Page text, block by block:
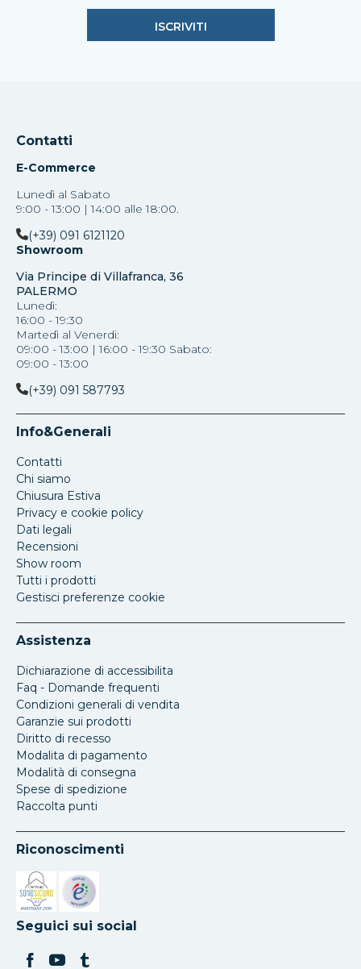
Contatti
E-Commerce
Lunedì al Sabato
9:00 - 13:00 | 14:00 alle 18:00.
(+39) 091 6121120
Showroom
Via Principe di Villafranca, 36
PALERMO
Lunedì:
16:00 - 19:30
Martedì al Venerdi:
09:00 - 13:00 | 16:00 - 19:30 Sabato:
09:00 - 13:00
(+39) 091 587793
Info&Generali
Contatti
Chi siamo
Chiusura Estiva
Privacy e cookie policy
Dati legali
Recensioni
Show room
Tutti i prodotti
Gestisci preferenze cookie
Assistenza
Dichiarazione di accessibilita
Faq - Domande frequenti
Condizioni generali di vendita
Garanzie sui prodotti
Diritto di recesso
Modalita di pagamento
Modalità di consegna
Spese di spedizione
Raccolta punti
Riconoscimenti
Si apre in una nuova scheda
Si apre in una nuova scheda
Seguici sui social